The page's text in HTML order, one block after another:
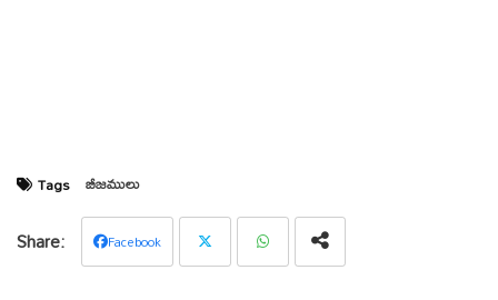
Tags బీజములు
Facebook